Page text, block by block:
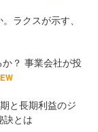
ラクスが示す、
？ 事業会社が投
と長期利益のジ
訣とは